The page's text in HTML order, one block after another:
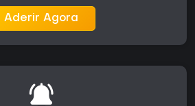
Aderir Agora